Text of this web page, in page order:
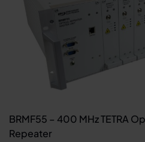
BRMF55 – 400 MHz TETRA
Repeater